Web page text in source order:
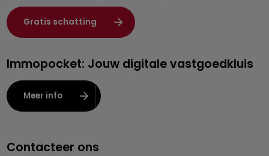
Heist-op-den-Berg
Herentals
Kalmthout
Leuven
Lier
Gratis schatting
Immopocket: Jouw digitale vastgoedkluis
Meer info
Contacteer ons